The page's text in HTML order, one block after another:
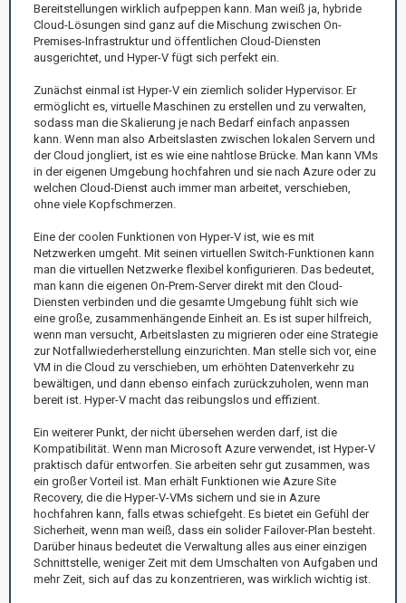
Bereitstellungen wirklich aufpeppen kann. Man weiß ja, hybride
Cloud-Lösungen sind ganz auf die Mischung zwischen On-
Premises-Infrastruktur und öffentlichen Cloud-Diensten
ausgerichtet, und Hyper-V fügt sich perfekt ein.
Zunächst einmal ist Hyper-V ein ziemlich solider Hypervisor. Er
ermöglicht es, virtuelle Maschinen zu erstellen und zu verwalten,
sodass man die Skalierung je nach Bedarf einfach anpassen
kann. Wenn man also Arbeitslasten zwischen lokalen Servern und
der Cloud jongliert, ist es wie eine nahtlose Brücke. Man kann VMs
in der eigenen Umgebung hochfahren und sie nach Azure oder zu
welchen Cloud-Dienst auch immer man arbeitet, verschieben,
ohne viele Kopfschmerzen.
Eine der coolen Funktionen von Hyper-V ist, wie es mit
Netzwerken umgeht. Mit seinen virtuellen Switch-Funktionen kann
man die virtuellen Netzwerke flexibel konfigurieren. Das bedeutet,
man kann die eigenen On-Prem-Server direkt mit den Cloud-
Diensten verbinden und die gesamte Umgebung fühlt sich wie
eine große, zusammenhängende Einheit an. Es ist super hilfreich,
wenn man versucht, Arbeitslasten zu migrieren oder eine Strategie
zur Notfallwiederherstellung einzurichten. Man stelle sich vor, eine
VM in die Cloud zu verschieben, um erhöhten Datenverkehr zu
bewältigen, und dann ebenso einfach zurückzuholen, wenn man
bereit ist. Hyper-V macht das reibungslos und effizient.
Ein weiterer Punkt, der nicht übersehen werden darf, ist die
Kompatibilität. Wenn man Microsoft Azure verwendet, ist Hyper-V
praktisch dafür entworfen. Sie arbeiten sehr gut zusammen, was
ein großer Vorteil ist. Man erhält Funktionen wie Azure Site
Recovery, die die Hyper-V-VMs sichern und sie in Azure
hochfahren kann, falls etwas schiefgeht. Es bietet ein Gefühl der
Sicherheit, wenn man weiß, dass ein solider Failover-Plan besteht.
Darüber hinaus bedeutet die Verwaltung alles aus einer einzigen
Schnittstelle, weniger Zeit mit dem Umschalten von Aufgaben und
mehr Zeit, sich auf das zu konzentrieren, was wirklich wichtig ist.